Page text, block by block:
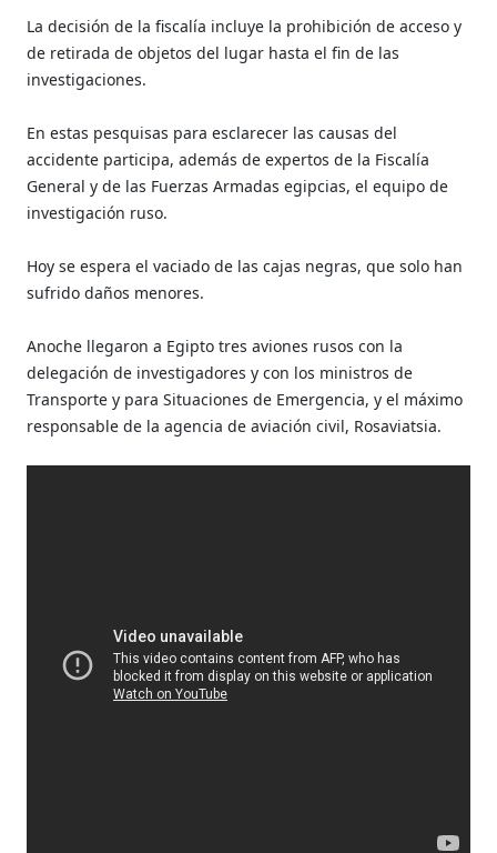
La decisión de la fiscalía incluye la prohibición de acceso y
de retirada de objetos del lugar hasta el fin de las
investigaciones.
En estas pesquisas para esclarecer las causas del
accidente participa, además de expertos de la Fiscalía
General y de las Fuerzas Armadas egipcias, el equipo de
investigación ruso.
Hoy se espera el vaciado de las cajas negras, que solo han
sufrido daños menores.
Anoche llegaron a Egipto tres aviones rusos con la
delegación de investigadores y con los ministros de
Transporte y para Situaciones de Emergencia, y el máximo
responsable de la agencia de aviación civil, Rosaviatsia.